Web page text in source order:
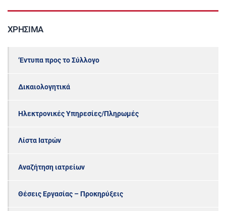
ΧΡΉΣΙΜΑ
‘Εντυπα προς το Σύλλογο
Δικαιολογητικά
Ηλεκτρονικές Υπηρεσίες/Πληρωμές
Λίστα Ιατρών
Αναζήτηση ιατρείων
Θέσεις Εργασίας – Προκηρύξεις